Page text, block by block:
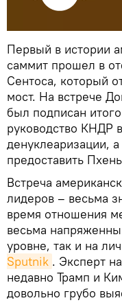
Первый в истории
саммит прошел в
Сентоса, который
мост. На встрече
был подписан
руководство КНДР
денуклеаризации,
предоставить
Встреча
лидеров – весьма
время отношения
весьма
уровне, так и на
Sputnik . Эксперт
недавно Трамп и
довольно грубо